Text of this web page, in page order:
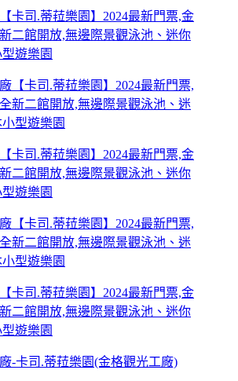
卡司.蒂菈樂園】2024最新門票,金
二館開放,無邊際景觀泳池、迷你
遊樂園
卡司.蒂菈樂園】2024最新門票,金
二館開放,無邊際景觀泳池、迷你
遊樂園
卡司.蒂菈樂園】2024最新門票,金
二館開放,無邊際景觀泳池、迷你
遊樂園